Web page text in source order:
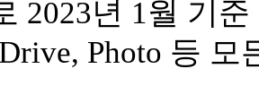
2023년 1월 기
Photo 등 모